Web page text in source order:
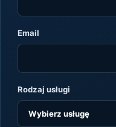
Email
Rodzaj usługi